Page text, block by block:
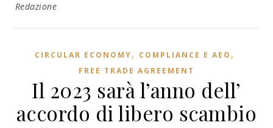
Redazione
CIRCULAR ECONOMY, COMPLIANCE E AEO ,
FREE TRADE AGREEMENT
Il 2023 sarà l’anno dell’
accordo di libero scambio